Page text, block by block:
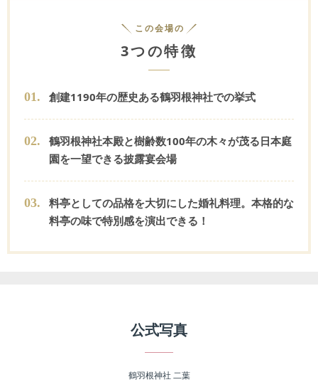
この会場の
3つの特徴
01. 創建1190年の歴史ある鶴羽根神社での挙式
02.
鶴羽根神社本殿と樹齢数100年の木々が茂る日本庭
園を一望できる披露宴会場
03.
料亭としての品格を大切にした婚礼料理。本格的な
料亭の味で特別感を演出できる！
公式写真
鶴羽根神社 二葉